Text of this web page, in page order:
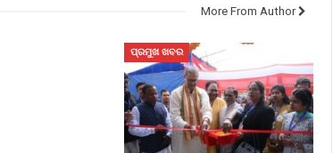
More From Author
ପ୍ରମୁଖ ଖବର